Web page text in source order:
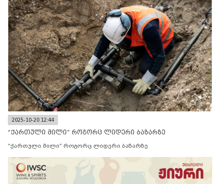
2025-10-20 12:44
“ქართული მილი” როგორც ლიდერი ბაზარზე
“ქართული მილი” როგორც ლიდერი ბაზარზე